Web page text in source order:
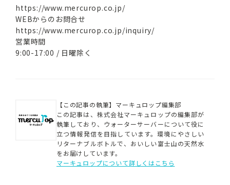
https://www.mercurop.co.jp/
WEBからのお問合せ
https://www.mercurop.co.jp/inquiry/
営業時間
9:00-17:00 / 日曜除く
【この記事の執筆】マーキュロップ編集部
この記事は、株式会社マーキュロップの編集部が
執筆しており、ウォーターサーバーについて役に
立つ情報発信を目指しています。環境にやさしい
リターナブルボトルで、おいしい富士山の天然水
をお届けしています。
マーキュロップについて詳しくはこちら